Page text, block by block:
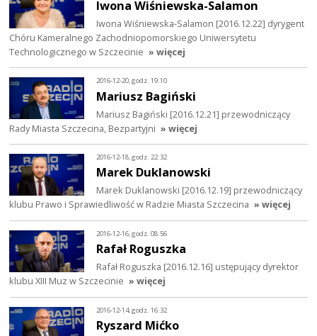
Iwona Wiśniewska-Salamon
Iwona Wiśniewska-Salamon [2016.12.22] dyrygent
Chóru Kameralnego Zachodniopomorskiego Uniwersytetu
Technologicznego w Szczecinie » więcej
2016-12-20, godz. 19:10
Mariusz Bagiński
Mariusz Bagiński [2016.12.21] przewodniczący
Rady Miasta Szczecina, Bezpartyjni » więcej
2016-12-18, godz. 22:32
Marek Duklanowski
Marek Duklanowski [2016.12.19] przewodniczący
klubu Prawo i Sprawiedliwość w Radzie Miasta Szczecina » więcej
2016-12-16, godz. 08:56
Rafał Roguszka
Rafał Roguszka [2016.12.16] ustępujący dyrektor
klubu XIII Muz w Szczecinie » więcej
2016-12-14, godz. 16:32
Ryszard Mićko